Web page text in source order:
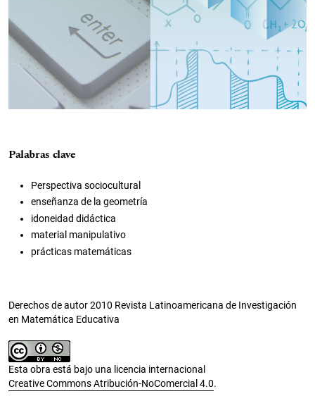
Palabras clave
Perspectiva sociocultural
enseñanza de la geometría
idoneidad didáctica
material manipulativo
prácticas matemáticas
Derechos de autor 2010 Revista Latinoamericana de Investigación
en Matemática Educativa
Esta obra está bajo una licencia internacional
Creative Commons Atribución-NoComercial 4.0.